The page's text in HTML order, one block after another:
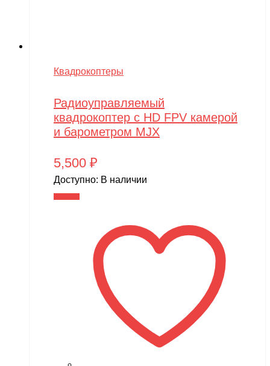
Квадрокоптеры
Радиоуправляемый
квадрокоптер с HD FPV камерой
и барометром MJX
5,500 ₽
Доступно: В наличии